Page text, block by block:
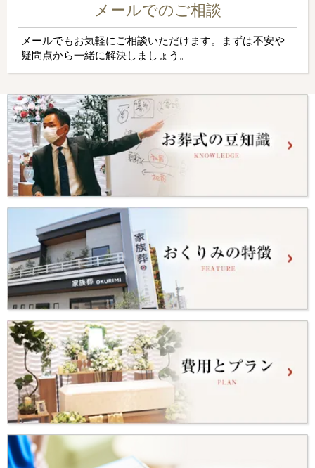
メールでのご相談
メールでもお気軽にご相談いただけます。まずは不安や
疑問点から一緒に解決しましょう。